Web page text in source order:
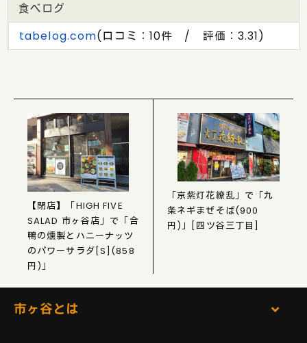
食べログ
tabelog.com(口コミ：10件 / 評価：3.31)
【閉店】「HIGH FIVE
SALAD 市ヶ谷店」で「合
鴨の燻製とハニーナッツ
のパワーサラダ[S](858
円)」
「京紫灯花繚乱」で「九
条ネギまぜそば(900
円)」[四ツ谷三丁目]
市ヶ谷とは